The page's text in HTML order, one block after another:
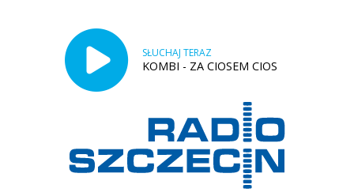
SŁUCHAJ TERAZ
KOMBI - ZA CIOSEM CIOS